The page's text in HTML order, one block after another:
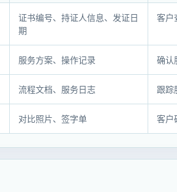
证书编号、持证人信息、发证日
期
客户
服务方案、操作记录 确认
流程文档、服务日志 跟踪
对比照片、签字单 客户